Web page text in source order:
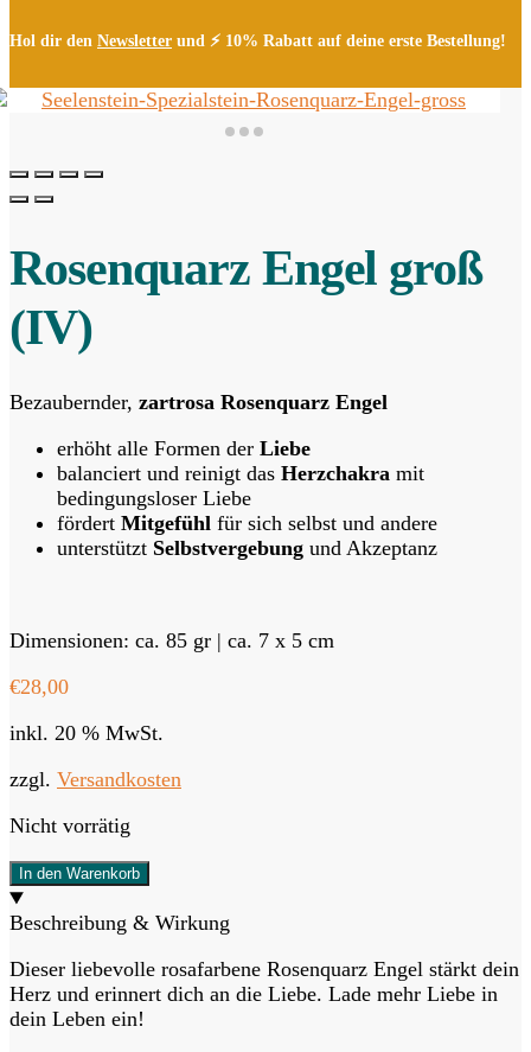
Hol dir den Newsletter und ⚡ 10% Rabatt auf deine erste Bestellung!
Rosenquarz Engel groß
(IV)
Bezaubernder, zartrosa Rosenquarz Engel
erhöht alle Formen der Liebe
balanciert und reinigt das Herzchakra mit
bedingungsloser Liebe
fördert Mitgefühl für sich selbst und andere
unterstützt Selbstvergebung und Akzeptanz
Dimensionen: ca. 85 gr | ca. 7 x 5 cm
€28,00
inkl. 20 % MwSt.
zzgl. Versandkosten
Nicht vorrätig
In den Warenkorb
Beschreibung & Wirkung
Dieser liebevolle rosafarbene Rosenquarz Engel stärkt dein
Herz und erinnert dich an die Liebe. Lade mehr Liebe in
dein Leben ein!